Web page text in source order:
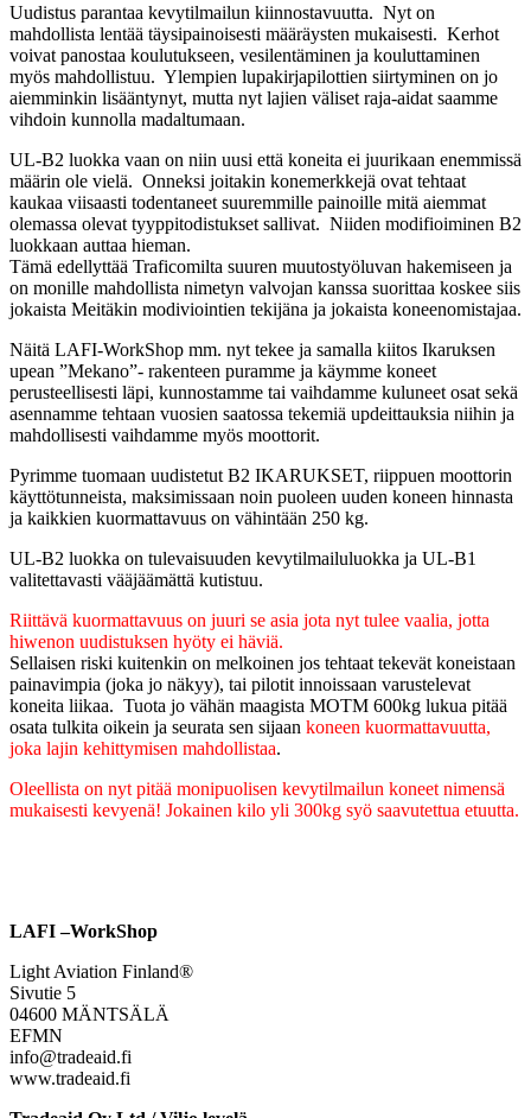
Uudistus parantaa kevytilmailun kiinnostavuutta. Nyt on
mahdollista lentää täysipainoisesti määräysten mukaisesti. Kerhot
voivat panostaa koulutukseen, vesilentäminen ja kouluttaminen
myös mahdollistuu. Ylempien lupakirjapilottien siirtyminen on jo
aiemminkin lisääntynyt, mutta nyt lajien väliset raja-aidat saamme
vihdoin kunnolla madaltumaan.
UL-B2 luokka vaan on niin uusi että koneita ei juurikaan enemmissä
määrin ole vielä. Onneksi joitakin konemerkkejä ovat tehtaat
kaukaa viisaasti todentaneet suuremmille painoille mitä aiemmat
olemassa olevat tyyppitodistukset sallivat. Niiden modifioiminen B2
luokkaan auttaa hieman.
Tämä edellyttää Traficomilta suuren muutostyöluvan hakemiseen ja
on monille mahdollista nimetyn valvojan kanssa suorittaa koskee siis
jokaista Meitäkin modiviointien tekijäna ja jokaista koneenomistajaa.
Näitä LAFI-WorkShop mm. nyt tekee ja samalla kiitos Ikaruksen
upean ”Mekano”- rakenteen puramme ja käymme koneet
perusteellisesti läpi, kunnostamme tai vaihdamme kuluneet osat sekä
asennamme tehtaan vuosien saatossa tekemiä updeittauksia niihin ja
mahdollisesti vaihdamme myös moottorit.
Pyrimme tuomaan uudistetut B2 IKARUKSET, riippuen moottorin
käyttötunneista, maksimissaan noin puoleen uuden koneen hinnasta
ja kaikkien kuormattavuus on vähintään 250 kg.
UL-B2 luokka on tulevaisuuden kevytilmailuluokka ja UL-B1
valitettavasti vääjäämättä kutistuu.
Riittävä kuormattavuus on juuri se asia jota nyt tulee vaalia, jotta
hiwenon uudistuksen hyöty ei häviä.
Sellaisen riski kuitenkin on melkoinen jos tehtaat tekevät koneistaan
painavimpia (joka jo näkyy), tai pilotit innoissaan varustelevat
koneita liikaa. Tuota jo vähän maagista MOTM 600kg lukua pitää
osata tulkita oikein ja seurata sen sijaan koneen kuormattavuutta,
joka lajin kehittymisen mahdollistaa.
Oleellista on nyt pitää monipuolisen kevytilmailun koneet nimensä
mukaisesti kevyenä! Jokainen kilo yli 300kg syö saavutettua etuutta.
LAFI –WorkShop
Light Aviation Finland®
Sivutie 5
04600 MÄNTSÄLÄ
EFMN
info@tradeaid.fi
www.tradeaid.fi